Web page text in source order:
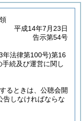
平成14年7月23日
告示第54号
年法律第100号)第16
続及び運営に関し
るときは、公聴会開
告しなければならな